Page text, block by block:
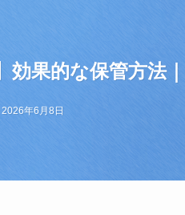
効果的な保管方法
2026年6月8日